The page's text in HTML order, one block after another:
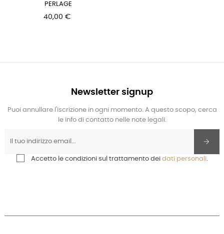
PERLAGE
40,00 €
Newsletter signup
Puoi annullare l'iscrizione in ogni momento. A questo scopo, cerca
le info di contatto nelle note legali.
Accetto le condizioni sul trattamento dei dati personali.